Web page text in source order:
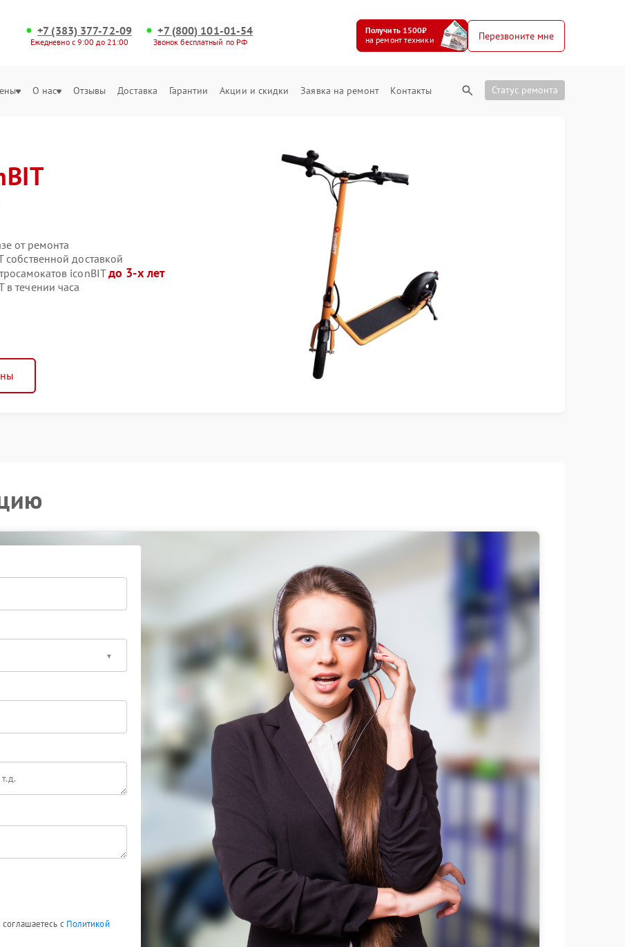
+7 (383) 377-72-09
Ежедневно с 9:00 до 21:00
+7 (800) 101-01-54
Звонок бесплатный по РФ
Получить 1500₽
на ремонт техники
Перезвоните мне
О нас Отзывы Доставка Гарантии Акции и скидки Заявка на ремонт Контакты Статус ремонта
от ремонта
собственной доставкой
iconBITдо 3-х лет
в течении часа
с Политикой